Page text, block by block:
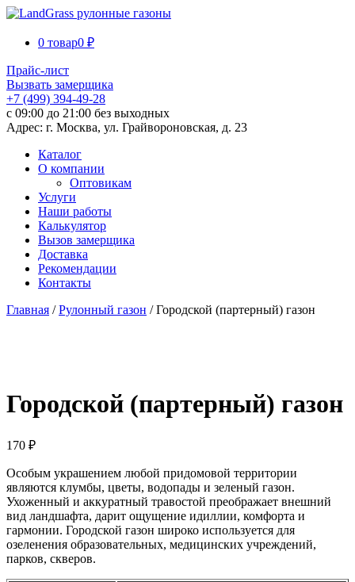
0 товар0 ₽
Прайс-лист
Вызвать замерщика
+7 (499) 394-49-28
с 09:00 до 21:00 без выходных
Адрес: г. Москва, ул. Грайвороновская, д. 23
Каталог
О компании
Оптовикам
Услуги
Наши работы
Калькулятор
Вызов замерщика
Доставка
Рекомендации
Контакты
Главная /Рулонный газон / Городской (партерный) газон
Городской (партерный) газон
170 ₽
Особым украшением любой придомовой территории
являются клумбы, цветы, водопады и зеленый газон.
Ухоженный и аккуратный травостой преображает внешний
вид ландшафта, дарит ощущение идиллии, комфорта и
гармонии. Городской газон широко используется для
озеленения образовательных, медицинских учреждений,
парков, скверов.